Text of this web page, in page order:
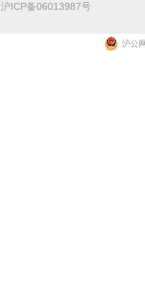
沪ICP备06013987号
沪公